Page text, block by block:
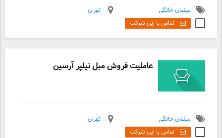
مبلمان خانگی
تهران
تماس با این شرکت
عاملیت فروش مبل نیلپر آرسین
مبلمان خانگی
تهران
تماس با این شرکت